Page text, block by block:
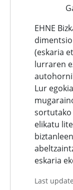
EHNE
(eskaria
lurraren
Lur
sortutako
elikatu
eskaria
Last